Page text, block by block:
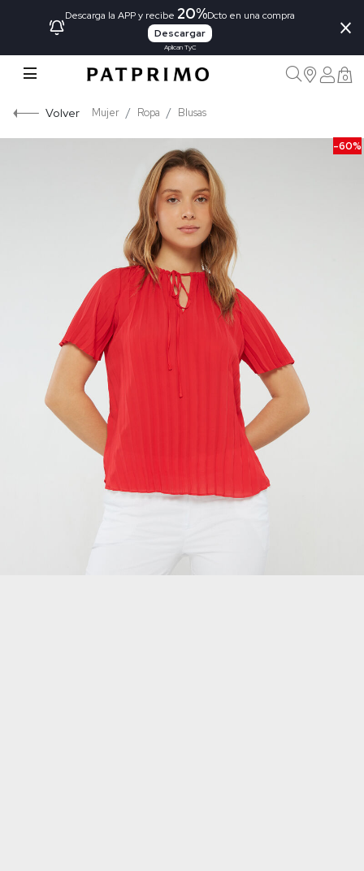
Descarga la APP y recibe 20%Dcto en una compra
Descargar
Aplican TyC
×
0
Volver Mujer Ropa Blusas
-60%